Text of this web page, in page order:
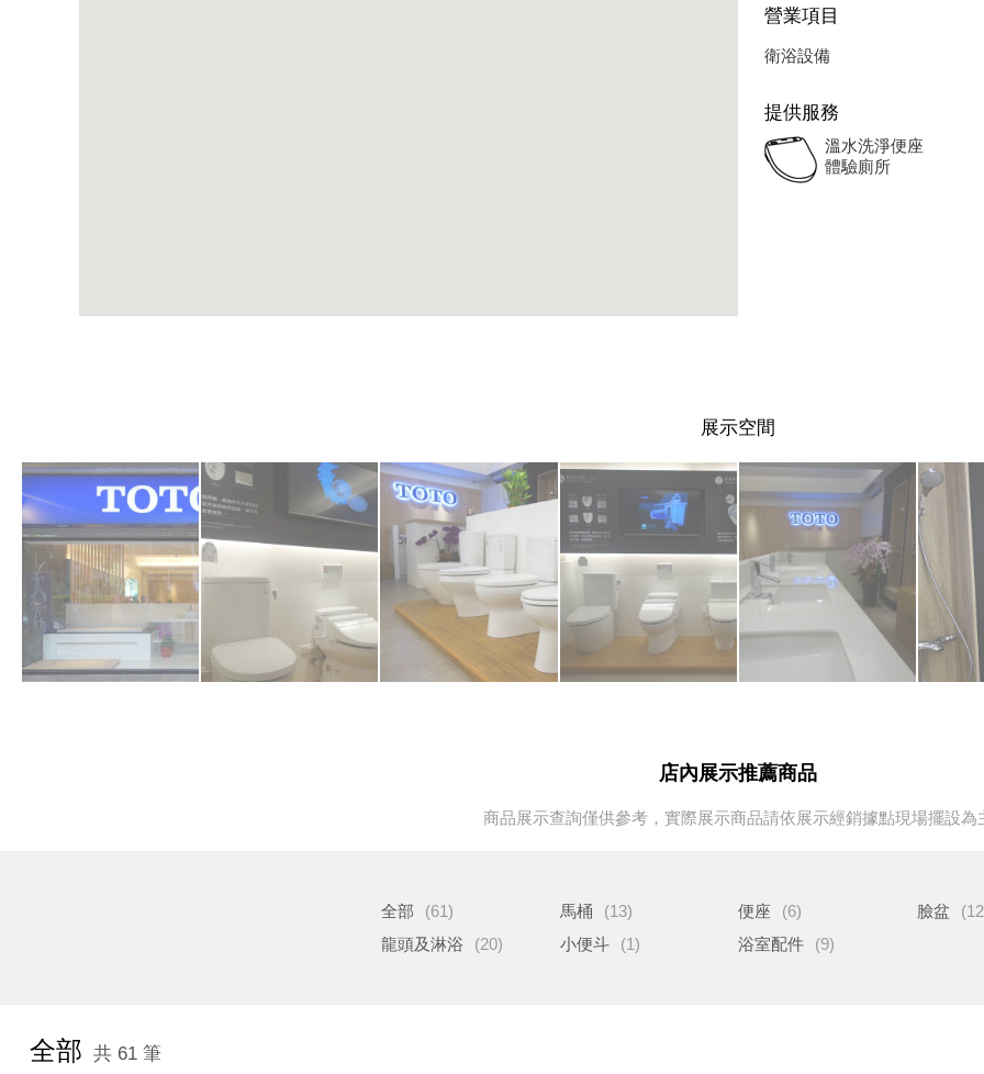
營業項目
衛浴設備
提供服務
溫水洗淨便座
體驗廁所
展示空間
店內展示推薦商品
商品展示查詢僅供參考，實際展示商品請依展示經銷據點現場擺設為
全部 (61) 馬桶 (13) 便座 (6) 臉盆
龍頭及淋浴
(20) 小便斗 (1) 浴室配件 (9)
全部 共 61 筆